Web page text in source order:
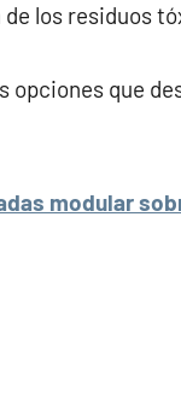
los residuos
opciones que
modular